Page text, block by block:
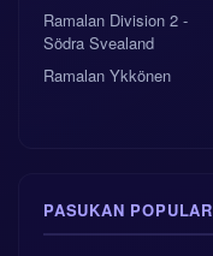
Ramalan Division 2 -
Södra Svealand
Ramalan Ykkönen
PASUKAN POPULAR